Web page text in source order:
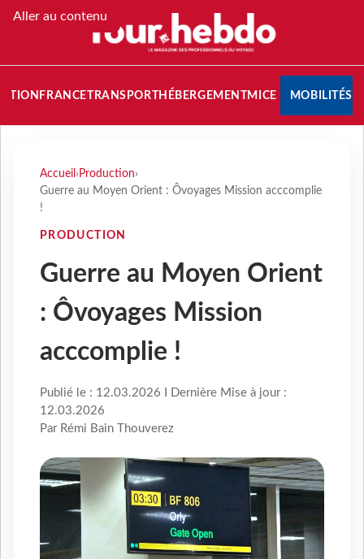
Aller au contenu
FRANCETRANSPORT HÉBERGEMENTMICE MOBILITÉS
Accueil › Production›
Guerre au Moyen Orient : Ôvoyages Mission acccomplie
!
PRODUCTION
Guerre au Moyen Orient
: Ôvoyages Mission
acccomplie !
Publié le : 12.03.2026 I Dernière Mise à jour :
12.03.2026
Par Rémi Bain Thouverez